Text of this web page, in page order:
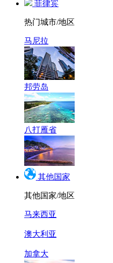
菲律宾
热门城市/地区
马尼拉
邦劳岛
八打雁省
其他国家
其他国家/地区
马来西亚
澳大利亚
加拿大